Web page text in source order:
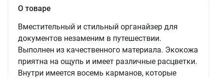
О товаре
Вместительный и стильный органайзер для
документов незаменим в путешествии.
Выполнен из качественного материала. Экокожа
приятна на ощупь и имеет различные расцветки.
Внутри имеется восемь карманов, которые